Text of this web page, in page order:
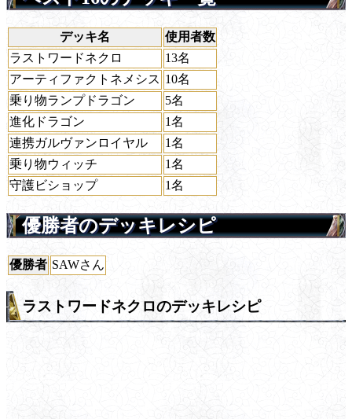
デッキ名
使用者数
ラストワードネクロ
13名
アーティファクトネメシス 10名
乗り物ランプドラゴン
5名
進化ドラゴン
1名
連携ガルヴァンロイヤル
1名
乗り物ウィッチ
1名
守護ビショップ
1名
優勝者のデッキレシピ
優勝者 SAWさん
ラストワードネクロのデッキレシピ